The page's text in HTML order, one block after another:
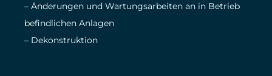
– Änderungen und Wartungsarbeiten an in Betrieb
befindlichen Anlagen
– Dekonstruktion